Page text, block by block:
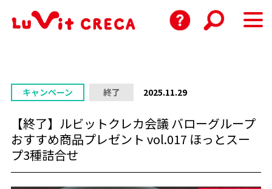
キャンペーン 終了 2025.11.29
【終了】ルビットクレカ会議 バローグループ
おすすめ商品プレゼント vol.017 ほっとスー
プ3種詰合せ